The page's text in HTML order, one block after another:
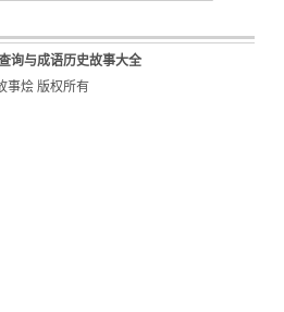
询与成语历史故事大全
事烩 版权所有